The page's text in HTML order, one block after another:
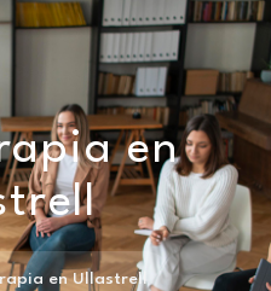
en
en Ullastrell